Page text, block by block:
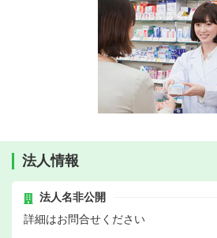
法人情報
法人名非公開
詳細はお問合せください